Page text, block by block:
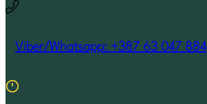
Viber/Whatsapp: +387 63 047 884